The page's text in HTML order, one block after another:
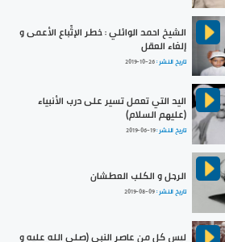
الشيخ احمد الوائلي : خطر الإتِّباع الأعمى و
إلغاء العقل
تاريخ النشر :2019-10-26
اليد التي تعمل تسير على درب الأنبياء
(عليهم السلام)
تاريخ النشر :2019-06-19
الرجل و الكلب العطشان
تاريخ النشر :2019-08-09
ليس كل من عاصر النبي (صلى الله عليه و